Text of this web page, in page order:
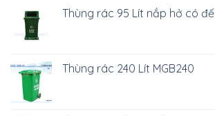
Thùng rác 95 Lít nắp hở có đế
Thùng rác 240 Lít MGB240